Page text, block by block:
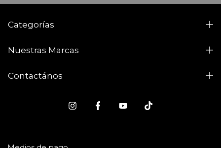
Categorías
Nuestras Marcas
Contactános